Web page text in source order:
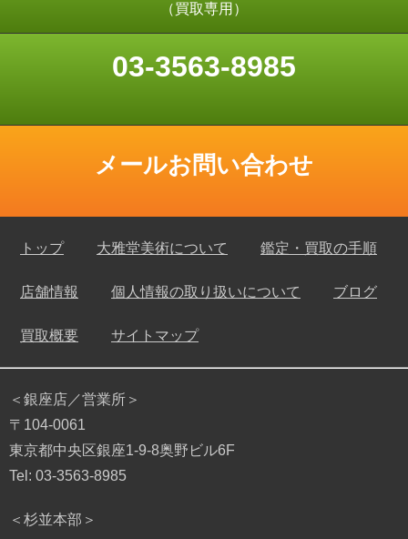
（買取専用）
03-3563-8985
メールお問い合わせ
トップ 大雅堂美術について 鑑定・買取の手順
店舗情報 個人情報の取り扱いについて ブログ
買取概要 サイトマップ
＜銀座店／営業所＞
〒104-0061
東京都中央区銀座1-9-8奥野ビル6F
Tel: 03-3563-8985
＜杉並本部＞